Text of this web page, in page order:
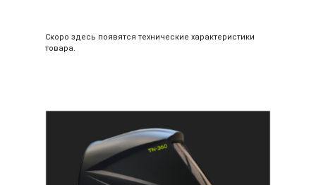
Скоро здесь появятся технические характеристики
товара.